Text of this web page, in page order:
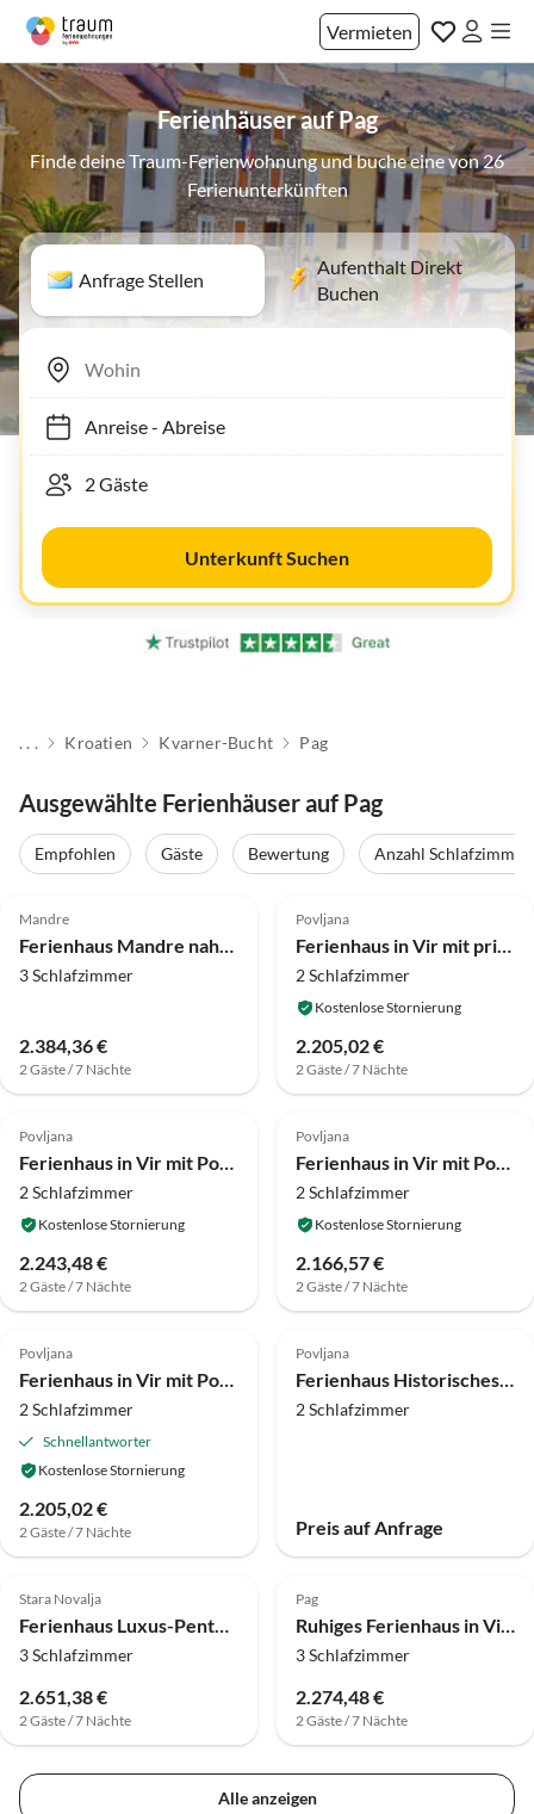
Vermieten
Ferienhäuser auf Pag
Finde deine Traum-Ferienwohnung und buche eine von 26
Ferienunterkünften
Anfrage Stellen
Aufenthalt Direkt
Buchen
Anreise- Abreise
Unterkunft Suchen
. . . Kroatien Kvarner-Bucht Pag
Ausgewählte Ferienhäuser auf Pag
Empfohlen Gäste Bewertung
Anzahl Schlafzimmer
Mandre
Ferienhaus Mandre nahe Traumstränden
3 Schlafzimmer
2.384,36 €
2 Gäste / 7 Nächte
Povljana
Ferienhaus in Vir mit privatem Pool
2 Schlafzimmer
Kostenlose Stornierung
2.205,02 €
2 Gäste / 7 Nächte
4.0 (5)
Povljana
Ferienhaus in Vir mit Pool und Sauna
2 Schlafzimmer
Kostenlose Stornierung
2.243,48 €
2 Gäste / 7 Nächte
4.0 (4)
Povljana
Ferienhaus in Vir mit Pool und Sauna
2 Schlafzimmer
Kostenlose Stornierung
2.166,57 €
2 Gäste / 7 Nächte
4.0 (3)
Povljana
Ferienhaus in Vir mit Pool und Sauna
2 Schlafzimmer
Schnellantworter
Kostenlose Stornierung
2.205,02 €
2 Gäste / 7 Nächte
Povljana
Ferienhaus Historisches Steinhaus auf der Insel Vir
2 Schlafzimmer
Preis auf Anfrage
Stara Novalja
Ferienhaus Luxus-Penthouse mit 3 Schlafzimmern am Meer
3 Schlafzimmer
2.651,38 €
2 Gäste / 7 Nächte
Pag
Ruhiges Ferienhaus in Vir nahe Meer
3 Schlafzimmer
2.274,48 €
2 Gäste / 7 Nächte
Alle anzeigen